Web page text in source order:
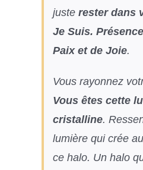
juste rester dans
Je Suis.
Paix et de Joie.
Vous rayonnez
Vous êtes cette
cristalline.
lumière qui crée
ce halo. Un halo